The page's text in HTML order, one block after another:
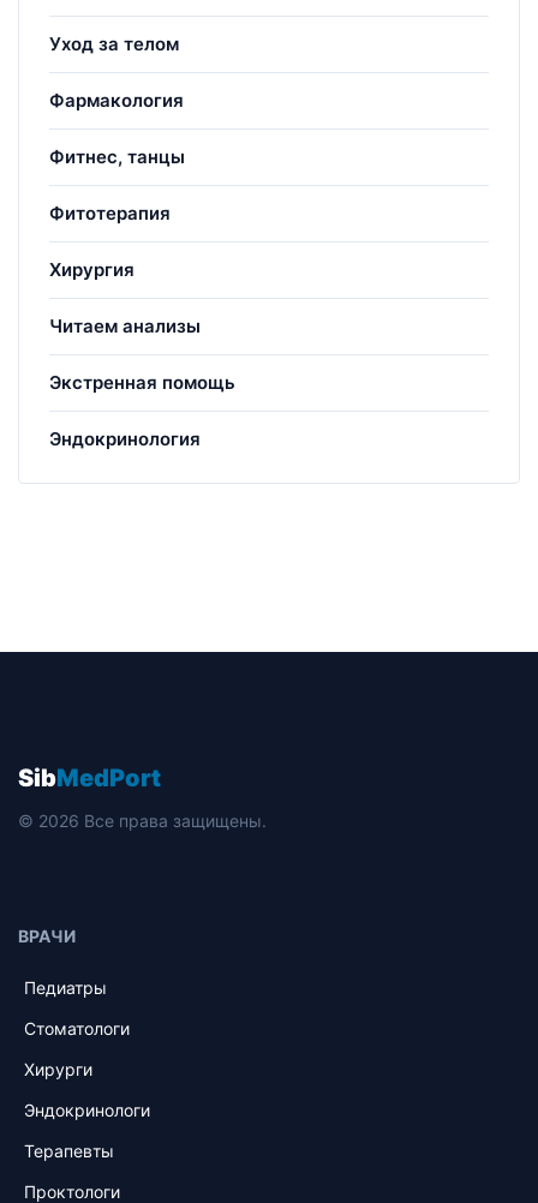
Уход за телом
Фармакология
Фитнес, танцы
Фитотерапия
Хирургия
Читаем анализы
Экстренная помощь
Эндокринология
SibMedPort
© 2026 Все права защищены.
ВРАЧИ
Педиатры
Стоматологи
Хирурги
Эндокринологи
Терапевты
Проктологи